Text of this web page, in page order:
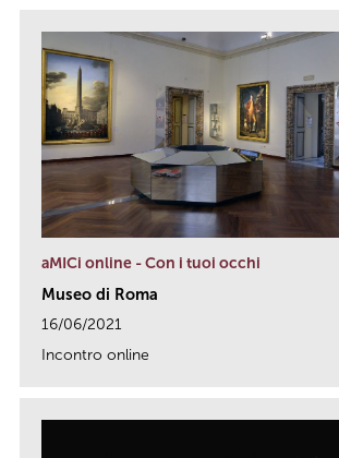
aMICi online - Con i tuoi occhi
Museo di Roma
16/06/2021
Incontro online